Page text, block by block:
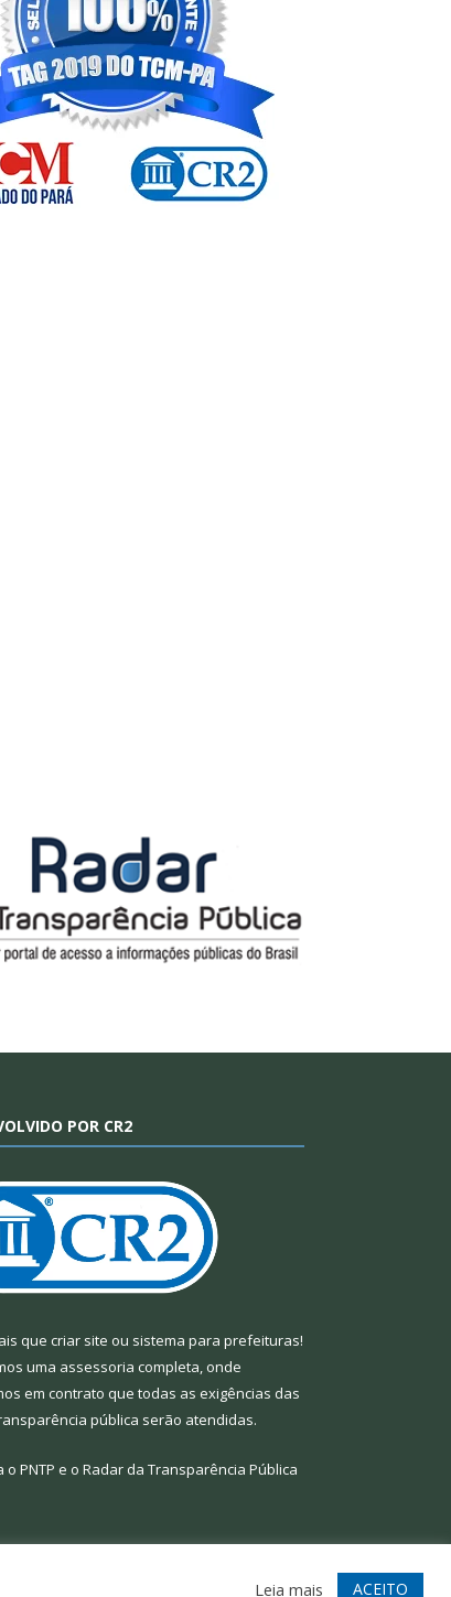
POR CR2
que criar site ou sistema para prefeituras!
uma assessoria completa, onde
em contrato que todas as exigências das
pública serão atendidas.
o PNTP e o Radar da Transparência Pública
Acessar Webmail
Leia mais ACEITO